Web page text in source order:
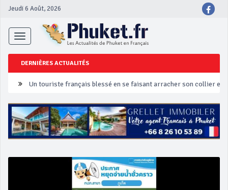
Jeudi 6 Août, 2026
Toggle
navigation
DERNIÈRES ACTUALITÉS
Un touriste français blessé en se faisant arracher son collier en
Phuket Peranakan Festival
‘Phuket Eye’ assurera la sécurité pendant Songkran
Campagne de sécurité routière ‘Seven Days of Danger’ de